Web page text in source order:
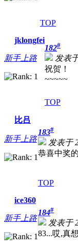
TOP
jklongfei
新手上路
182#
发表
祝贺！
~~~~~
TOP
比吕
新手上路
183#
发表于
恭喜中奖
TOP
ice360
新手上路
184#
发表于
83...哎,真